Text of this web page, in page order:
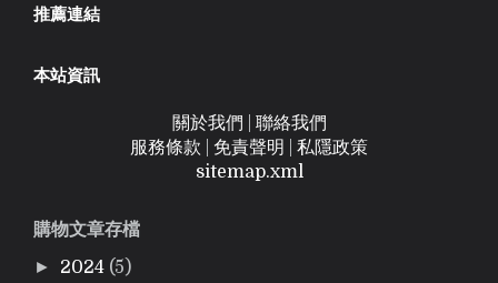
推薦連結
本站資訊
關於我們
聯絡我們
服務條款
免責聲明
私隱政策
sitemap.xml
購物文章存檔
► 2024 (5)